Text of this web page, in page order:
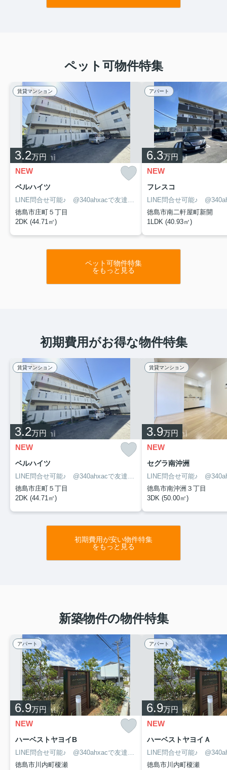
ペット可物件特集
賃貸マンション
3.2万円
NEW
ベルハイツ
LINE問合せ可能♪ @340ahxacで友達検索して下さい
徳島市庄町５丁目
2DK (44.71㎡)
アパート
6.3万円
NEW
フレスコ
徳島市南二軒屋町新開
1LDK (40.93㎡)
ペット可物件特集
をもっと見る
初期費用がお得な物件特集
賃貸マンション
3.2万円
NEW
ベルハイツ
LINE問合せ可能♪ @340ahxacで友達検索して下さい
徳島市庄町５丁目
2DK (44.71㎡)
賃貸マンション
3.9万円
NEW
セグラ南沖洲
徳島市南沖洲３丁目
3DK (50.00㎡)
初期費用が安い物件特集
をもっと見る
新築物件の物件特集
アパート
6.9万円
NEW
ハーベストヤヨイB
LINE問合せ可能♪ @340ahxacで友達検索して下さい
徳島市川内町榎瀬
アパート
6.9万円
NEW
ハーベストヤヨイＡ
徳島市川内町榎瀬